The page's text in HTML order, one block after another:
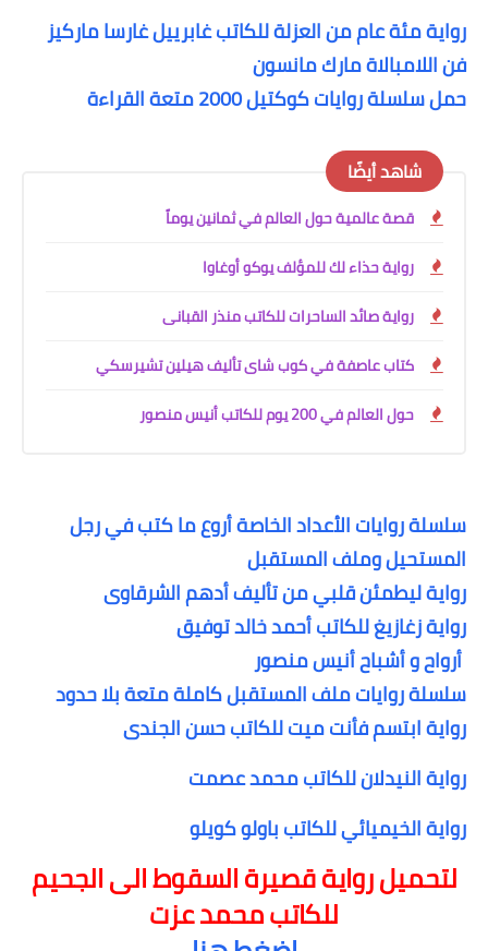
رواية مئة عام من العزلة للكاتب غابرييل غارسا ماركيز
فن اللامبالاة مارك مانسون
حمل سلسلة روايات كوكتيل 2000 متعة القراءة
شاهد أيضًا
قصة عالمية حول العالم في ثمانين يوماً
رواية حذاء لك للمؤلف يوكو أوغاوا
رواية صائد الساحرات للكاتب منذر القبانى
كتاب عاصفة في كوب شاى تأليف هيلين تشيرسكي
حول العالم في 200 يوم للكاتب أنيس منصور
سلسلة روايات الأعداد الخاصة أروع ما كتب في رجل
المستحيل وملف المستقبل
رواية ليطمئن قلبي من تأليف أدهم الشرقاوى
رواية زغازيغ للكاتب أحمد خالد توفيق
أرواح و أشباح أنيس منصور
سلسلة روايات ملف المستقبل كاملة متعة بلا حدود
رواية ابتسم فأنت ميت للكاتب حسن الجندى
رواية النيدلان للكاتب محمد عصمت
رواية الخيميائي للكاتب باولو كويلو
لتحميل رواية قصيرة السقوط الى الجحيم
للكاتب محمد عزت